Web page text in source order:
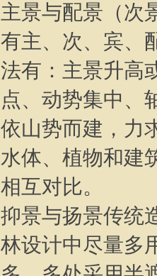
主景与配景（次
有主、次、宾、
法有：主景升高
点、动势集中、
依山势而建，力
水体、植物和建
相互对比。
抑景与扬景传统
林设计中尽量多